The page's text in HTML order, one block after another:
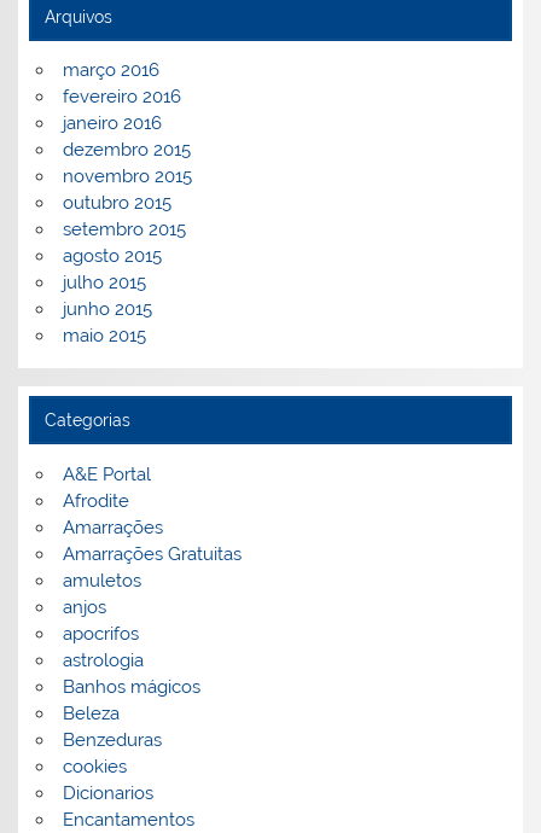
Arquivos
março 2016
fevereiro 2016
janeiro 2016
dezembro 2015
novembro 2015
outubro 2015
setembro 2015
agosto 2015
julho 2015
junho 2015
maio 2015
Categorias
A&E Portal
Afrodite
Amarrações
Amarrações Gratuitas
amuletos
anjos
apocrifos
astrologia
Banhos mágicos
Beleza
Benzeduras
cookies
Dicionarios
Encantamentos